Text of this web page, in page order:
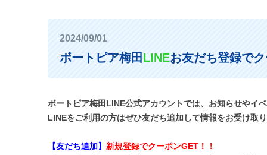
2024/09/01
ボートピア梅田 LINEお友だち登録で
ボートピア梅田LINE公式アカウントでは、お知らせやイ
LINEをご利用の方はぜひ友だち追加して情報をお受け取
【友だち追加】 新規登録でクーポンGET！！